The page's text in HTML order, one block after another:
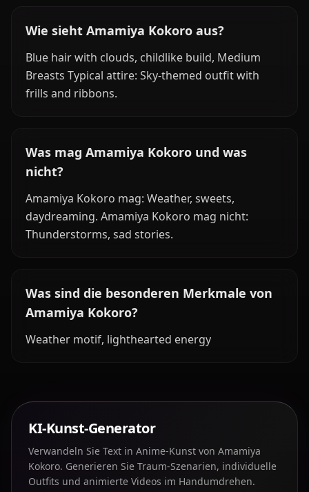
Wie sieht Amamiya Kokoro aus?
Blue hair with clouds, childlike build, Medium
Breasts Typical attire: Sky-themed outfit with
frills and ribbons.
Was mag Amamiya Kokoro und was
nicht?
Amamiya Kokoro mag: Weather, sweets,
daydreaming. Amamiya Kokoro mag nicht:
Thunderstorms, sad stories.
Was sind die besonderen Merkmale von
Amamiya Kokoro?
Weather motif, lighthearted energy
KI-Kunst-Generator
Verwandeln Sie Text in Anime-Kunst von Amamiya
Kokoro. Generieren Sie Traum-Szenarien, individuelle
Outfits und animierte Videos im Handumdrehen.